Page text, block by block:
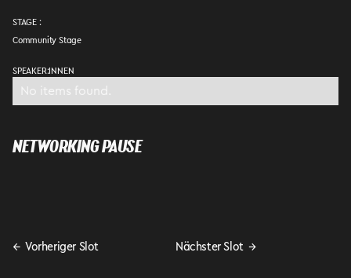
STAGE :
Community Stage
SPEAKER:INNEN
No items found.
← Vorheriger Slot →
Nächster Slot
NETWORKING PAUSE